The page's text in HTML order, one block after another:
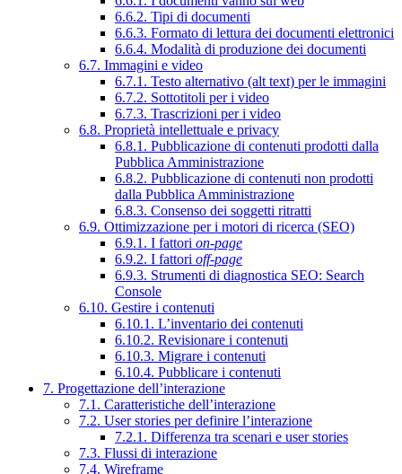
6.6.2. Tipi di documenti
6.6.3. Formato di lettura dei documenti elettronici
6.6.4. Modalità di produzione dei documenti
6.7. Immagini e video
6.7.1. Testo alternativo (alt text) per le immagini
6.7.2. Sottotitoli per i video
6.7.3. Trascrizioni per i video
6.8. Proprietà intellettuale e privacy
6.8.1. Pubblicazione di contenuti prodotti dalla
Pubblica Amministrazione
6.8.2. Pubblicazione di contenuti non prodotti
dalla Pubblica Amministrazione
6.8.3. Consenso dei soggetti ritratti
6.9. Ottimizzazione per i motori di ricerca (SEO)
6.9.1. I fattori on-page
6.9.2. I fattori off-page
6.9.3. Strumenti di diagnostica SEO: Search
Console
6.10. Gestire i contenuti
6.10.1. L’inventario dei contenuti
6.10.2. Revisionare i contenuti
6.10.3. Migrare i contenuti
6.10.4. Pubblicare i contenuti
7. Progettazione dell’interazione
7.1. Caratteristiche dell’interazione
7.2. User stories per definire l’interazione
7.2.1. Differenza tra scenari e user stories
7.3. Flussi di interazione
7.4. Wireframe